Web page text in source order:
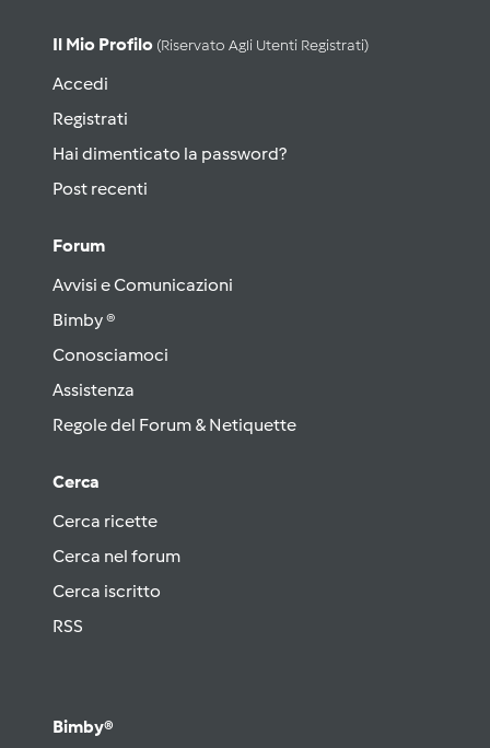
Il Mio Profilo (riservato Agli Utenti Registrati)
Accedi
Registrati
Hai dimenticato la password?
Post recenti
Forum
Avvisi e Comunicazioni
Bimby ®
Conosciamoci
Assistenza
Regole del Forum & Netiquette
Cerca
Cerca ricette
Cerca nel forum
Cerca iscritto
RSS
Bimby®